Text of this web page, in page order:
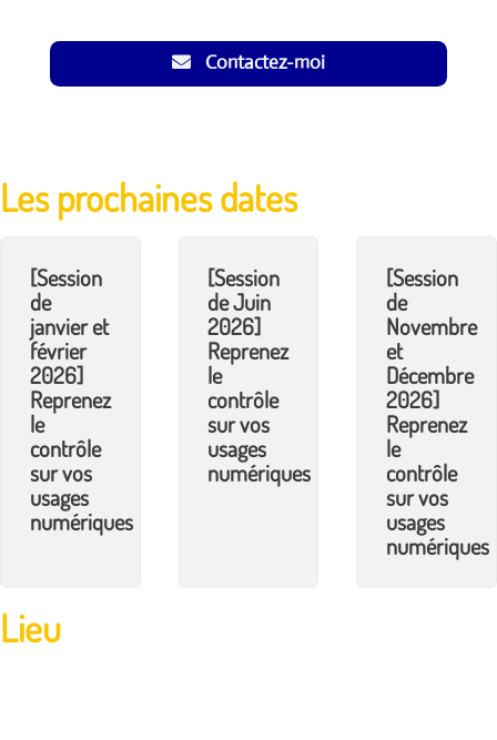
Contactez-moi
Les prochaines dates
[Session
de
janvier et
février
2026]
Reprenez
le
contrôle
sur vos
usages
numériques
[Session
de Juin
2026]
Reprenez
le
contrôle
sur vos
usages
numériques
[Session
de
Novembre
et
Décembre
2026]
Reprenez
le
contrôle
sur vos
usages
numériques
Lieu